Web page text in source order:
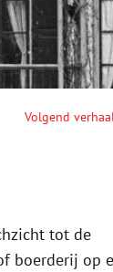
Volgend
tot de
boerderij op